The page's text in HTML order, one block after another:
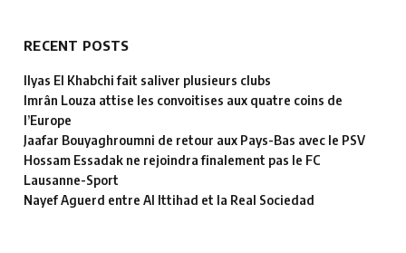
RECENT POSTS
Ilyas El Khabchi fait saliver plusieurs clubs
Imrân Louza attise les convoitises aux quatre coins de
l’Europe
Jaafar Bouyaghroumni de retour aux Pays-Bas avec le PSV
Hossam Essadak ne rejoindra finalement pas le FC
Lausanne-Sport
Nayef Aguerd entre Al Ittihad et la Real Sociedad